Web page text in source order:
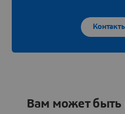
Вам может быть